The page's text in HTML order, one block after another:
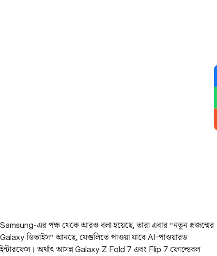
Samsung-এর পক্ষ থেকে আরও বলা হয়েছে, তারা এবার “নতুন প্রজন্মের
Galaxy ডিভাইস” আনছে, যেগুলিতে পাওয়া যাবে AI-পাওয়ারড
ইন্টারফেস। অর্থাৎ আসন্ন Galaxy Z Fold 7 এবং Flip 7 ফোল্ডেবল